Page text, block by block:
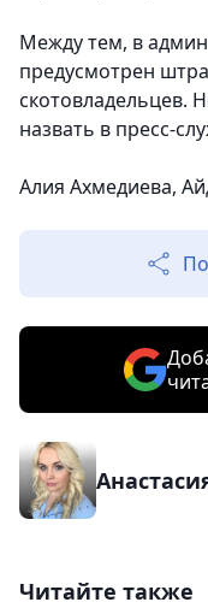
Между тем, в
предусмотрен
скотовладельцев.
назвать в пресс-
Алия Ахмедиева,
Читайте также